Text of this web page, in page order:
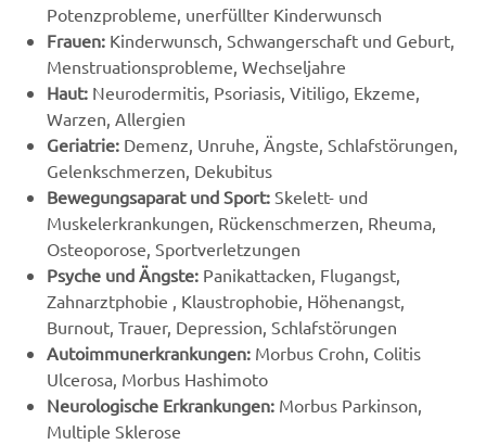
Potenzprobleme, unerfüllter Kinderwunsch
Frauen: Kinderwunsch, Schwangerschaft und Geburt,
Menstruationsprobleme, Wechseljahre
Haut: Neurodermitis, Psoriasis, Vitiligo, Ekzeme,
Warzen, Allergien
Geriatrie: Demenz, Unruhe, Ängste, Schlafstörungen,
Gelenkschmerzen, Dekubitus
Bewegungsaparat und Sport: Skelett- und
Muskelerkrankungen, Rückenschmerzen, Rheuma,
Osteoporose, Sportverletzungen
Psyche und Ängste: Panikattacken, Flugangst,
Zahnarztphobie , Klaustrophobie, Höhenangst,
Burnout, Trauer, Depression, Schlafstörungen
Autoimmunerkrankungen: Morbus Crohn, Colitis
Ulcerosa, Morbus Hashimoto
Neurologische Erkrankungen: Morbus Parkinson,
Multiple Sklerose